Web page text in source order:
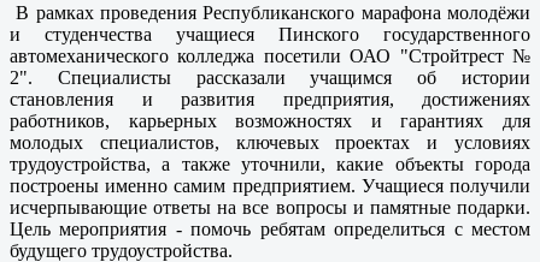
В рамках проведения Республиканского марафона молодёжи
и студенчества учащиеся Пинского государственного
автомеханического колледжа посетили ОАО "Стройтрест №
2". Специалисты рассказали учащимся об истории
становления и развития предприятия, достижениях
работников, карьерных возможностях и гарантиях для
молодых специалистов, ключевых проектах и условиях
трудоустройства, а также уточнили, какие объекты города
построены именно самим предприятием. Учащиеся получили
исчерпывающие ответы на все вопросы и памятные подарки.
Цель мероприятия - помочь ребятам определиться с местом
будущего трудоустройства.